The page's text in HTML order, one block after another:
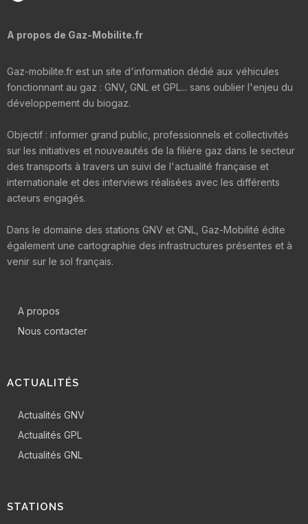
A propos de Gaz-Mobilite.fr
Gaz-mobilite.fr est un site d'information dédié aux véhicules
fonctionnant au gaz : GNV, GNL et GPL... sans oublier l'enjeu du
développement du biogaz.
Objectif : informer grand public, professionnels et collectivités
sur les initiatives et nouveautés de la filière gaz dans le secteur
des transports à travers un suivi de l'actualité française et
internationale et des interviews réalisées avec les différents
acteurs engagés.
Dans le domaine des stations GNV et GNL, Gaz-Mobilité édite
également une cartographie des infrastructures présentes et à
venir sur le sol français.
A propos
Nous contacter
ACTUALITÉS
Actualités GNV
Actualités GPL
Actualités GNL
STATIONS